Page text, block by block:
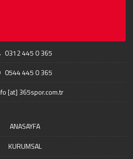
0312 445 0 365
0544 445 0 365
[at] 365spor.com.tr
ANASAYFA
KURUMSAL